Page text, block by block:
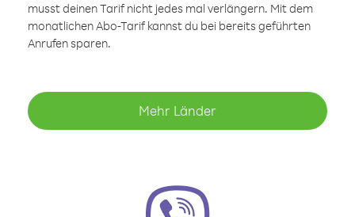
musst deinen Tarif nicht jedes mal verlängern. Mit dem
monatlichen Abo-Tarif kannst du bei bereits geführten
Anrufen sparen.
Mehr Länder